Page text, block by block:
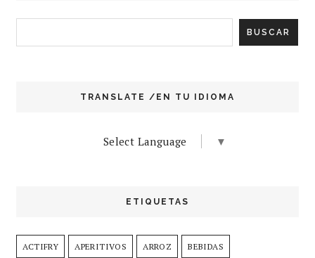
TRANSLATE /EN TU IDIOMA
Select Language ▼
ETIQUETAS
ACTIFRY APERITIVOS ARROZ BEBIDAS